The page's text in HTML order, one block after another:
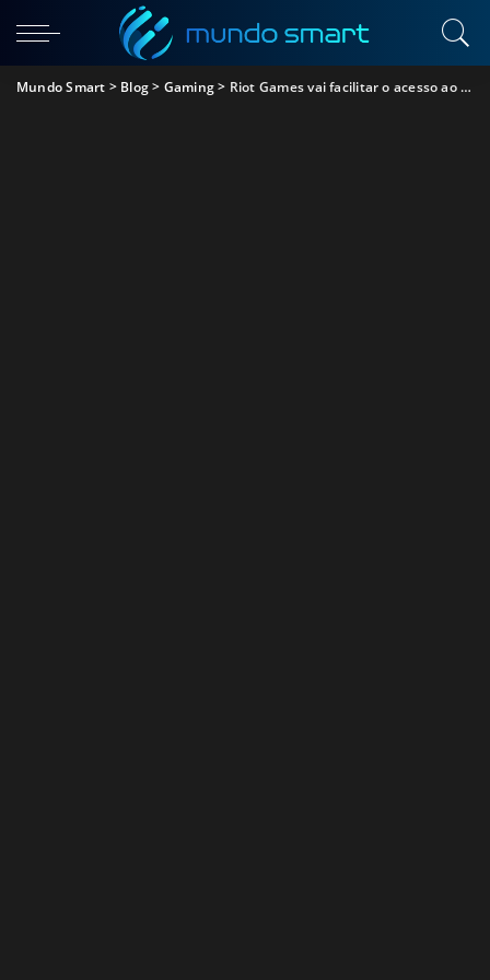
Mundo Smart > Blog> Gaming> Riot Games vai facilitar o acesso ao novo jogo, Valorant